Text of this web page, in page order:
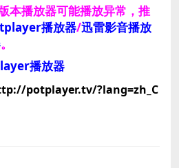
本播放器可能播放异常，推
播放器/迅雷影音播放
。
播放器
potplayer.tv/?lang=zh_C